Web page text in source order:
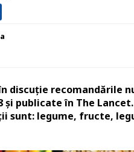
discuție recomandările
și publicate în The
sunt: legume, fructe,